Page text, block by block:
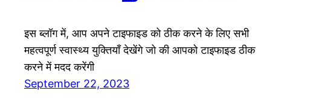
इस ब्लॉग में, आप अपने टाइफाइड को ठीक करने के लिए सभी
महत्वपूर्ण स्वास्थ्य युक्तियाँ देखेंगे जो की आपको टाइफाइड ठीक
करने में मदद करेंगी
September 22, 2023